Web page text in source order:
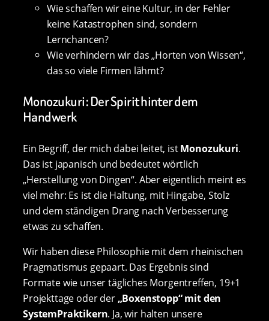
Wie schaffen wir eine Kultur, in der Fehler
keine Katastrophen sind, sondern
Lernchancen?
Wie verhindern wir das „Horten von Wissen“,
das so viele Firmen lähmt?
Monozukuri: Der Spirit hinter dem
Handwerk
Ein Begriff, der mich dabei leitet, istMonozukuri.
Das ist japanisch und bedeutet wörtlich
„Herstellung von Dingen“. Aber eigentlich meint es
viel mehr: Es ist die Haltung, mit Hingabe, Stolz
und dem ständigen Drang nach Verbesserung
etwas zu schaffen.
Wir haben diese Philosophie mit dem rheinischen
Pragmatismus gepaart. Das Ergebnis sind
Formate wie unser tägliches Morgentreffen, 19+1
Projekttage oder der „Boxenstopp“ mit den
SystemPraktikern. Ja, wir halten unsere